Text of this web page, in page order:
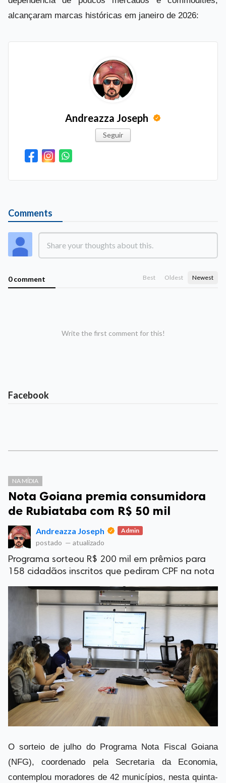
alcançaram marcas históricas em janeiro de 2026:
Andreazza Joseph
Seguir
Comments
0 comment Best Oldest Newest
Write the first comment for this!
Facebook
NA MÍDIA
Nota Goiana premia consumidora
de Rubiataba com R$ 50 mil
Andreazza Joseph Admin
postado — atualizado
Programa sorteou R$ 200 mil em prêmios para
158 cidadãos inscritos que pediram CPF na nota
O sorteio de julho do Programa Nota Fiscal Goiana
(NFG), coordenado pela Secretaria da Economia,
contemplou moradores de 42 municípios, nesta quinta-